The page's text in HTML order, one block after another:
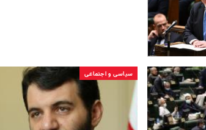
سیاسی و اجتماعی